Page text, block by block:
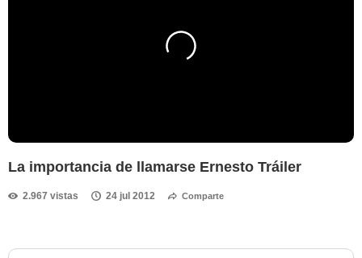
La importancia de llamarse Ernesto Tráiler
2.967 vistas 24 jul 2012 Comparte